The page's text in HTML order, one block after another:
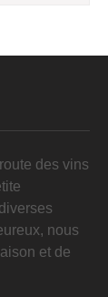
des vins
nous
et de